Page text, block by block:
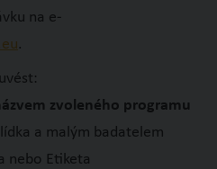
na e-
.
zvoleného programu
a malým badatelem
nebo Etiketa